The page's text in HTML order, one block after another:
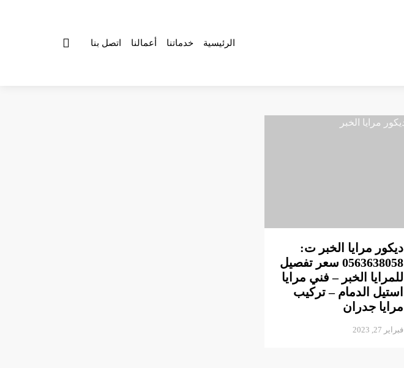
الرئيسية خدماتنا أعمالنا اتصل بنا
ديكور مرايا الخبر ت:
0563638058 سعر تفصيل
للمرايا الخبر – فني مرايا
استيل الدمام – تركيب
مرايا جدران
فبراير 27, 2023